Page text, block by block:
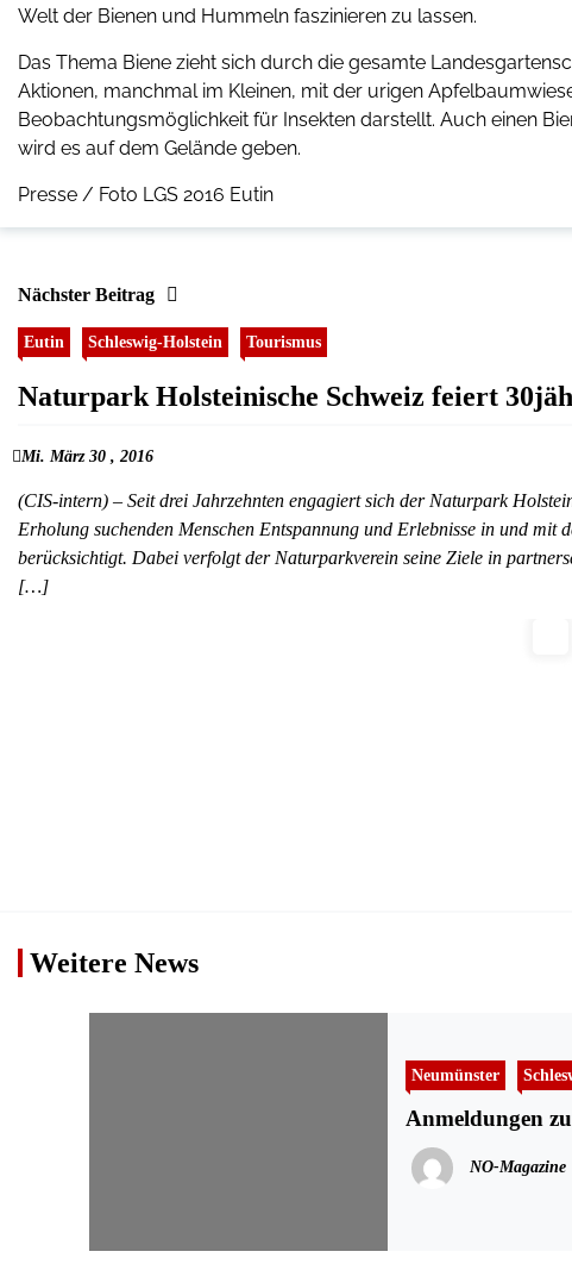
Welt der Bienen und Hummeln faszinieren zu lassen.
Das Thema Biene zieht sich durch die gesamte
Aktionen, manchmal im Kleinen, mit der urigen
Beobachtungsmöglichkeit für Insekten darstellt. Auch einen
wird es auf dem Gelände geben.
Presse / Foto LGS 2016 Eutin
Nächster Beitrag
Eutin Schleswig-Holstein Tourismus
Naturpark Holsteinische Schweiz feiert
Mi. März 30 , 2016
(CIS-intern) – Seit drei Jahrzehnten engagiert sich der Naturpark
Erholung suchenden Menschen Entspannung und Erlebnisse in und mit
berücksichtigt. Dabei verfolgt der Naturparkverein seine Ziele in
[…]
Weitere News
Neumünster
Anmeldungen
NO-Magazine